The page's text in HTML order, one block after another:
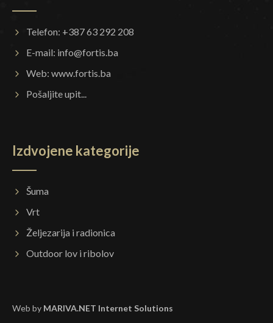
Telefon: +387 63 292 208
E-mail: info@fortis.ba
Web: www.fortis.ba
Pošaljite upit...
Izdvojene kategorije
Šuma
Vrt
Željezarija i radionica
Outdoor lov i ribolov
Web by MARIVA.NET Internet Solutions